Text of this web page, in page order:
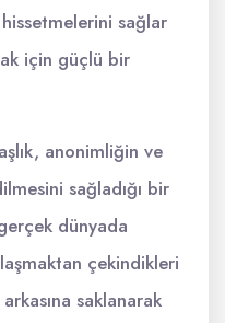
hissetmelerini sağlar
için güçlü bir
anonimliğin ve
sağladığı bir
dünyada
çekindikleri
saklanarak